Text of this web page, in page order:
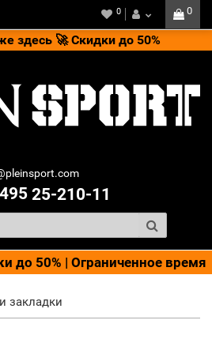
здесь 🚀 Скидки до 50%
0
0
25-210-11
до 50% | Ограниченное время
закладки